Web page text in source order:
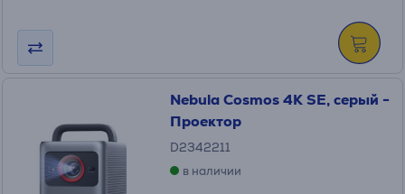
Nebula Cosmos 4K SE, серый -
Проектор
D2342211
в наличии